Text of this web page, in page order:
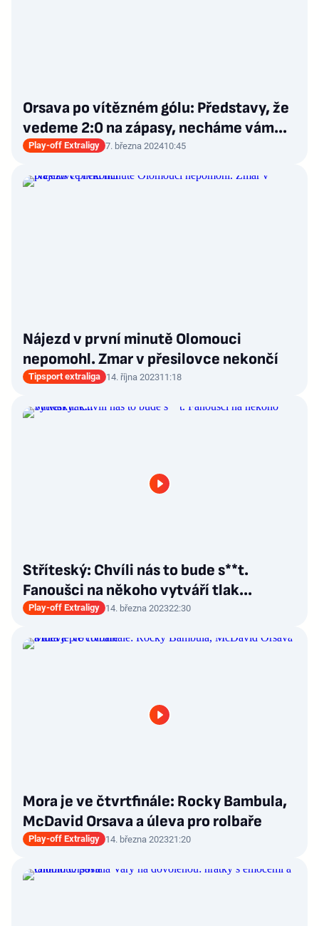
Orsava po vítězném gólu: Představy, že
vedeme 2:0 na zápasy, necháme vám…
Play-off Extraligy 7. března 202410:45
Nájezd v první minutě Olomouci
nepomohl. Zmar v přesilovce nekončí
Tipsport extraliga 14. října 202311:18
Stříteský: Chvíli nás to bude s**t.
Fanoušci na někoho vytváří tlak...
Play-off Extraligy 14. března 202322:30
Mora je ve čtvrtfinále: Rocky Bambula,
McDavid Orsava a úleva pro rolbaře
Play-off Extraligy 14. března 202321:20